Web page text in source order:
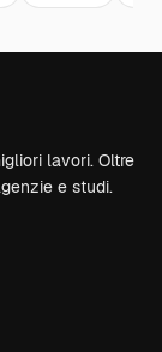
lavori. Oltre
e studi.